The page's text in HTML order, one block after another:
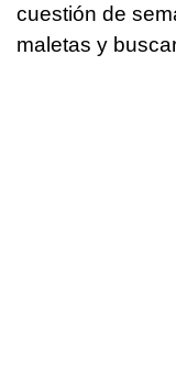
cuestión de
maletas y